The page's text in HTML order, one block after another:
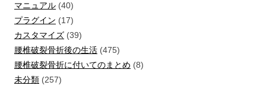
マニュアル (40)
プラグイン (17)
カスタマイズ (39)
腰椎破裂骨折後の生活 (475)
腰椎破裂骨折に付いてのまとめ (8)
未分類 (257)